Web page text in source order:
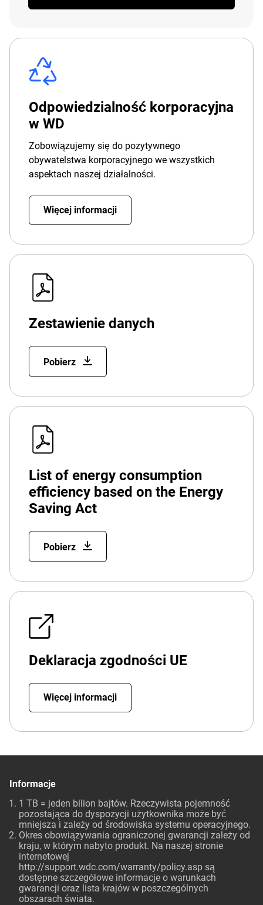
Odpowiedzialność korporacyjna
w WD
Zobowiązujemy się do pozytywnego
obywatelstwa korporacyjnego we wszystkich
aspektach naszej działalności.
Więcej informacji
Zestawienie danych
Pobierz
List of energy consumption
efficiency based on the Energy
Saving Act
Pobierz
Deklaracja zgodności UE
Więcej informacji
Informacje
1 TB = jeden bilion bajtów. Rzeczywista pojemność
pozostająca do dyspozycji użytkownika może być
mniejsza i zależy od środowiska systemu operacyjnego.
Okres obowiązywania ograniczonej gwarancji zależy od
kraju, w którym nabyto produkt. Na naszej stronie
internetowej
http://support.wdc.com/warranty/policy.asp są
dostępne szczegółowe informacje o warunkach
gwarancji oraz lista krajów w poszczególnych
obszarach świata.